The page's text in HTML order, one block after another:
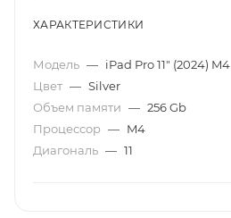
ХАРАКТЕРИСТИКИ
Модель — iPad Pro 11" (2024) M4
Цвет — Silver
Объем памяти — 256 Gb
Процессор — M4
Диагональ — 11